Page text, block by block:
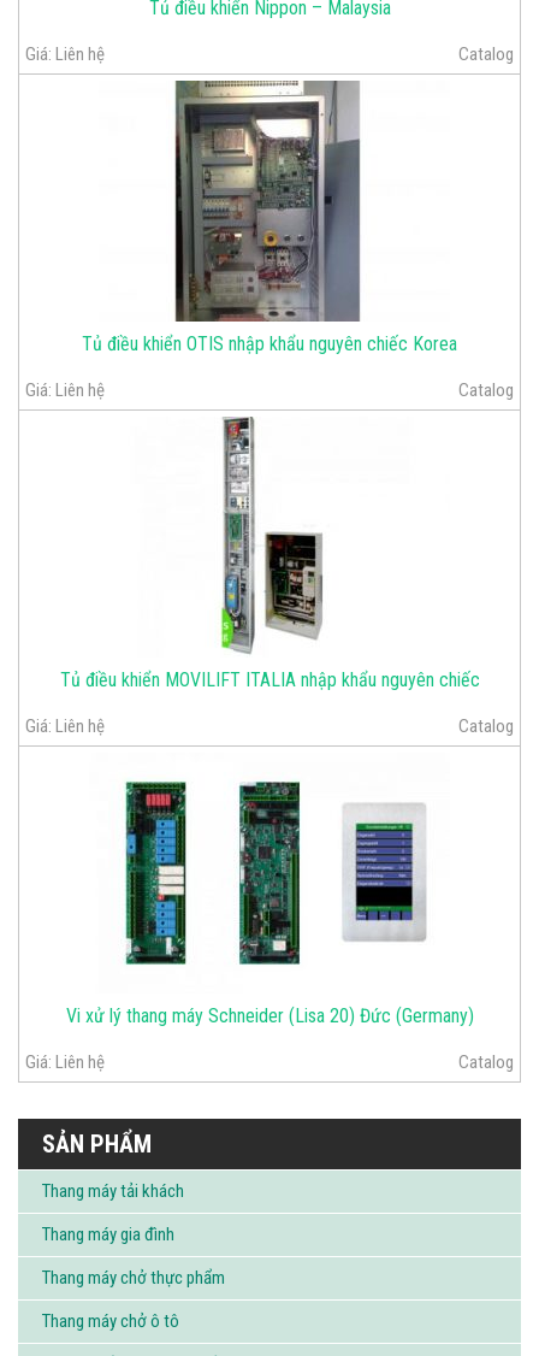
Tủ điều khiển Nippon – Malaysia
Giá: Liên hệ Catalog
Tủ điều khiển OTIS nhập khẩu nguyên chiếc Korea
Giá: Liên hệ Catalog
Tủ điều khiển MOVILIFT ITALIA nhập khẩu nguyên chiếc
Giá: Liên hệ Catalog
Vi xử lý thang máy Schneider (Lisa 20) Đức (Germany)
Giá: Liên hệ Catalog
SẢN PHẨM
Thang máy tải khách
Thang máy gia đình
Thang máy chở thực phẩm
Thang máy chở ô tô